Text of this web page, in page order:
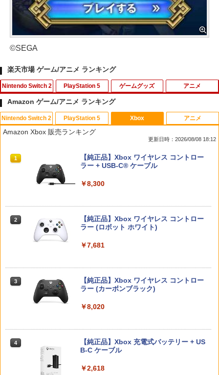
©SEGA
楽天市場 ゲーム/アニメ ランキング
Nintendo Switch 2
1
【特典】ファイナルファンタジー レゾナ
ンス Switch2版(【初回封入特典】魔導
船＆かけだし騎士の応援パック・かけだ
￥6,910
￥7,128
ャリングケース ハードケース EVAハー
ドシェル 10ゲームカードスロット switc
itch2専用 撥水 ブラック/ホワイト
グダム Nintendo Switch 2 Edition
PlayStation 5
1
PRO FREAK V2 Cheeky (通常版) モデ
ル プロフリーク PS5 PS4 NS proチーキ
ー 凹型 FPS 無段階高さ調節 profreek バ
ロコン対応【定形外郵便のみ送料無料】
Playstation 5特許取得済み日本製しまリ
送料無料Battlefield™ 6（バトルフィー
トーンパック」 同梱 オリジナルBOX入
￥3,280
縦置き 垂直 充電器 USB 静音 リモコン
収納 充電LEDランプ 充電指示ランプ付
滑り止め 冷却台 2台同時充電
￥3,600
ゲームグッズ アニメ
1
アニプレックス ブルーレイディスク
劇場版「鬼滅の刃」無限列車編 通常版
A】
[ 押井守 ]
4
劇場版 カードキャプターさくら 封印さ
れたカード【Blu-ray】 [ 丹下桜 ]
￥4,884
Amazon ゲーム/アニメ ランキング
Nintendo Switch 2
1
スプラトゥーン レイダース|オンライン
コード版
￥5,832
スプラトゥーン レイダース -Switch2
￥6,446
Nintendo Switch 2(日本語・国内専用)
￥55,491
ンラインコード版
PlayStation 5
1
PlayStation 5 デジタル・エディション
日本語専用 Console Language: Japan
Beast of Reincarnation -PS5 【特典】
J) PlayStation 5
トローラー ミッドナイト ブラック(CFI-
Xbox
Amazon Xbox 販売ランキング
更新日時：2026/08/08 18:12
1
【純正品】Xbox ワイヤレス コントロー
ラー + USB-C® ケーブル
￥8,300
2
【純正品】Xbox ワイヤレス コントロー
ラー (ロボット ホワイト)
￥7,681
3
【純正品】Xbox ワイヤレス コントロー
ラー (カーボンブラック)
￥8,020
4
【純正品】Xbox 充電式バッテリー + US
B-C ケーブル
￥2,618
アニメ